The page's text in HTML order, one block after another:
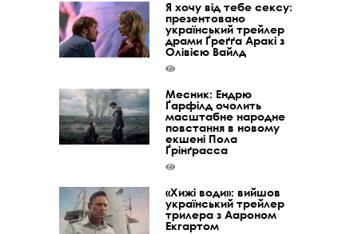
Я хочу від тебе сексу:
презентовано
український трейлер
драми Ґреґґа Аракі з
Олівією Вайлд
Месник: Ендрю
Ґарфілд очолить
масштабне народне
повстання в новому
екшені Пола
Ґрінґрасса
«Хижі води»: вийшов
український трейлер
трилера з Аароном
Екгартом